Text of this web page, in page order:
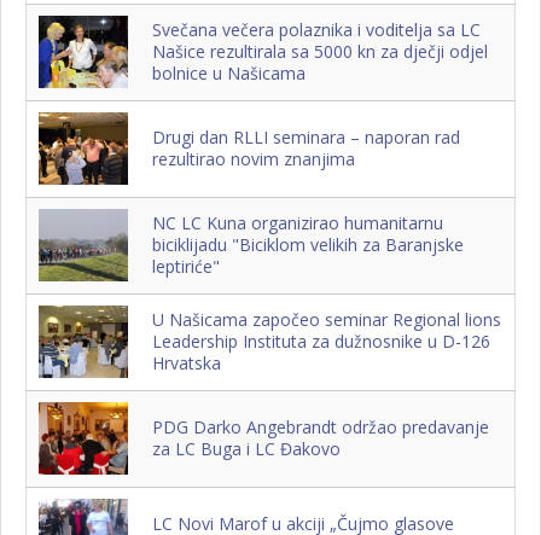
Svečana večera polaznika i voditelja sa LC
Našice rezultirala sa 5000 kn za dječji odjel
bolnice u Našicama
Drugi dan RLLI seminara – naporan rad
rezultirao novim znanjima
NC LC Kuna organizirao humanitarnu
biciklijadu "Biciklom velikih za Baranjske
leptiriće"
U Našicama započeo seminar Regional lions
Leadership Instituta za dužnosnike u D-126
Hrvatska
PDG Darko Angebrandt održao predavanje
za LC Buga i LC Đakovo
LC Novi Marof u akciji „Čujmo glasove